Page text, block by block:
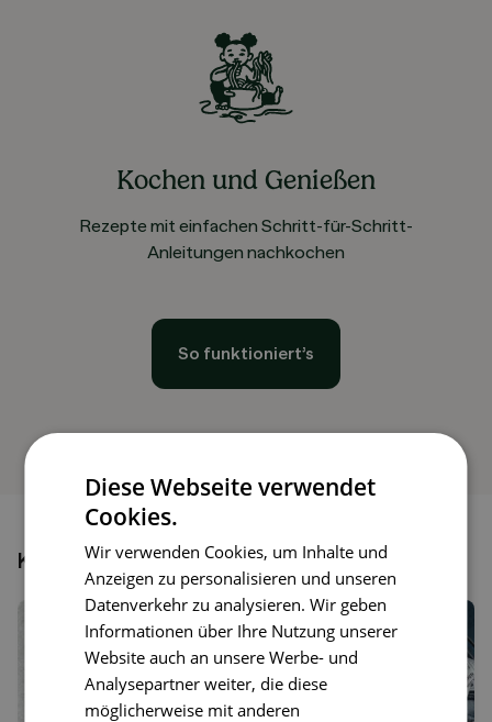
Kochen und Genießen
Rezepte mit einfachen Schritt-für-Schritt-
Anleitungen nachkochen
So funktioniert’s
Könnte dir auch gefallen
Diese Webseite verwendet
Cookies.
Wir verwenden Cookies, um Inhalte und
Anzeigen zu personalisieren und unseren
Datenverkehr zu analysieren. Wir geben
Informationen über Ihre Nutzung unserer
Website auch an unsere Werbe- und
Analysepartner weiter, die diese
möglicherweise mit anderen